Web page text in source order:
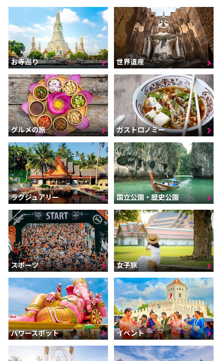
お寺巡り 世界遺産
グルメの旅 ガストロノミー
ラグジュアリー 国立公園・歴史公園
スポーツ 女子旅
パワースポット イベント